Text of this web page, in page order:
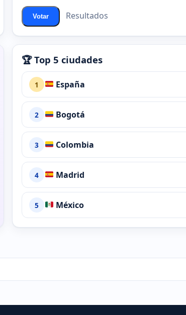
Votar Resultados
🏆 Top 5 ciudades
1 España
2 Bogotá
3 Colombia
4 Madrid
5 México